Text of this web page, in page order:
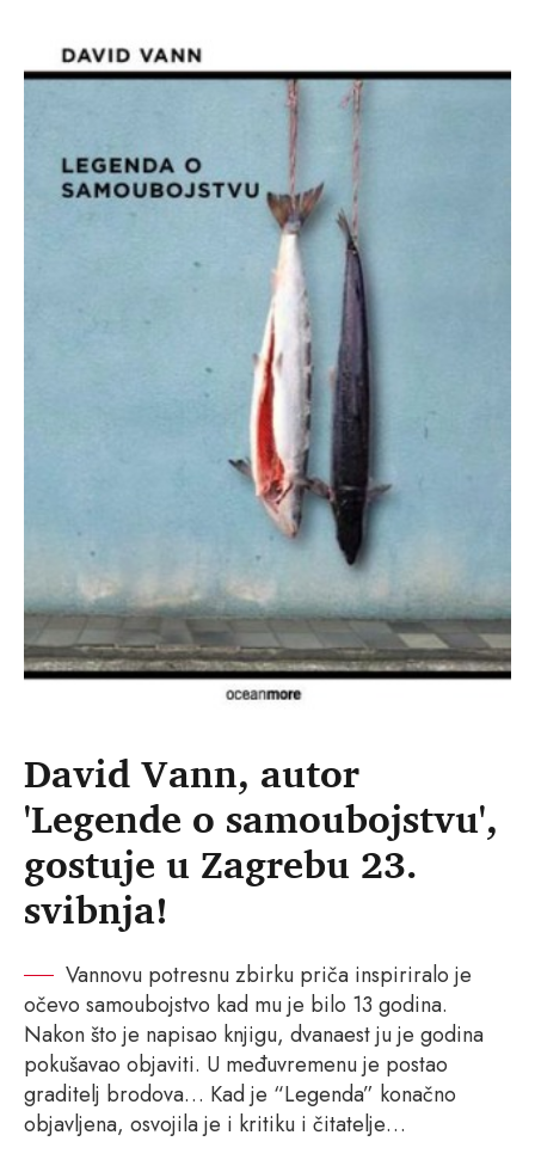
David Vann, autor
'Legende o samoubojstvu',
gostuje u Zagrebu 23.
svibnja!
Vannovu potresnu zbirku priča inspiriralo je
očevo samoubojstvo kad mu je bilo 13 godina.
Nakon što je napisao knjigu, dvanaest ju je godina
pokušavao objaviti. U međuvremenu je postao
graditelj brodova… Kad je “Legenda” konačno
objavljena, osvojila je i kritiku i čitatelje…